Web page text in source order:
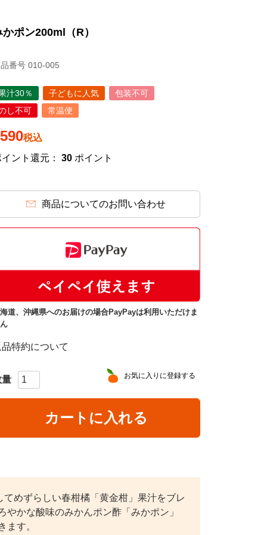
かポン200ml（R）
番号 010-005
汁30％ 子どもに人気
包装不可
し不可
常温便
590税込
ント還元：
30 ポイント
商品についてのお問い合わせ
道、沖縄県へのお届けの場合PayPayは利用いただけま
特約について
お気に入りに登録する
カートに入れる
めずらしい春柑橘「黄金柑」果汁をブレ
かな酸味のみかんポン酢「みかポン」
ます。